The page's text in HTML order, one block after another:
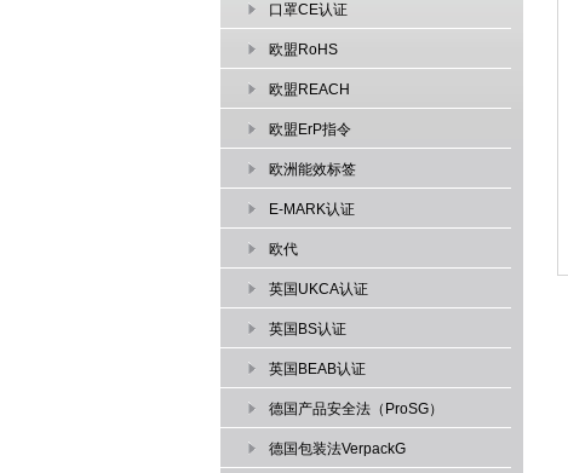
口罩CE认证
欧盟RoHS
欧盟REACH
欧盟ErP指令
欧洲能效标签
E-MARK认证
欧代
英国UKCA认证
英国BS认证
英国BEAB认证
德国产品安全法（ProSG）
德国包装法VerpackG